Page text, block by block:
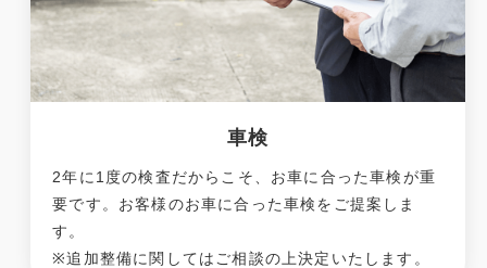
車検
2年に1度の検査だからこそ、お車に合った車検が重
要です。お客様のお車に合った車検をご提案しま
す。
※追加整備に関してはご相談の上決定いたします。